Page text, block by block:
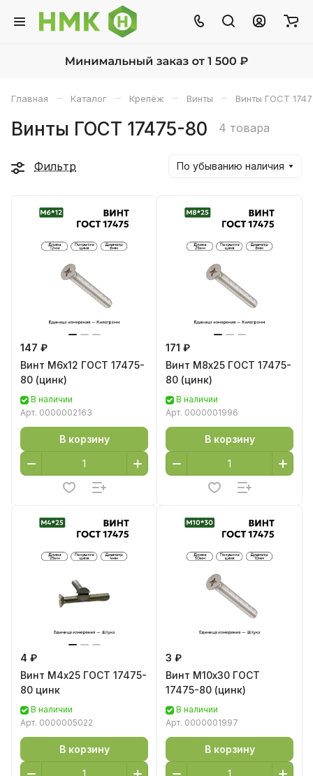
Главная – Каталог – Крепёж – Винты – Винты ГОСТ
Винты ГОСТ 17475-80 4 товара
Фильтр По убыванию наличия
147 ₽
Винт М6х12 ГОСТ 17475-
80 (цинк)
В наличии
Арт. 0000002163
В корзину
171 ₽
Винт М8х25 ГОСТ 17475-
80 (цинк)
В наличии
Арт. 0000001996
В корзину
4 ₽
Винт М4х25 ГОСТ 17475-
80 цинк
В наличии
Арт. 0000005022
В корзину
3 ₽
Винт М10х30 ГОСТ
17475-80 (цинк)
В наличии
Арт. 0000001997
В корзину